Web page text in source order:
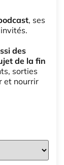
, ses
des
de la fin
sorties
et nourrir